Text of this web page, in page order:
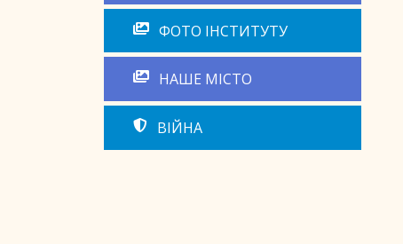
ФОТО ІНСТИТУТУ
НАШЕ МІСТО
ВІЙНА